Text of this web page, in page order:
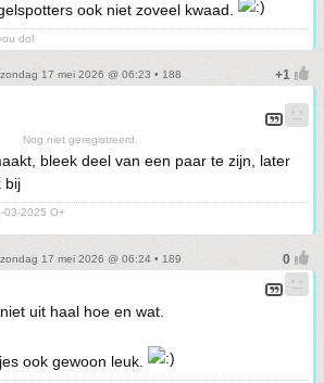
ook niet zoveel kwaad.
do!
zondag 17 mei 2026 @ 06:23 • 188
Nog niet geregistreerd.
bleek deel van een paar te zijn, later
bij
03-2025 O+
zondag 17 mei 2026 @ 06:24 • 189
uit haal hoe en wat.
ook gewoon leuk.